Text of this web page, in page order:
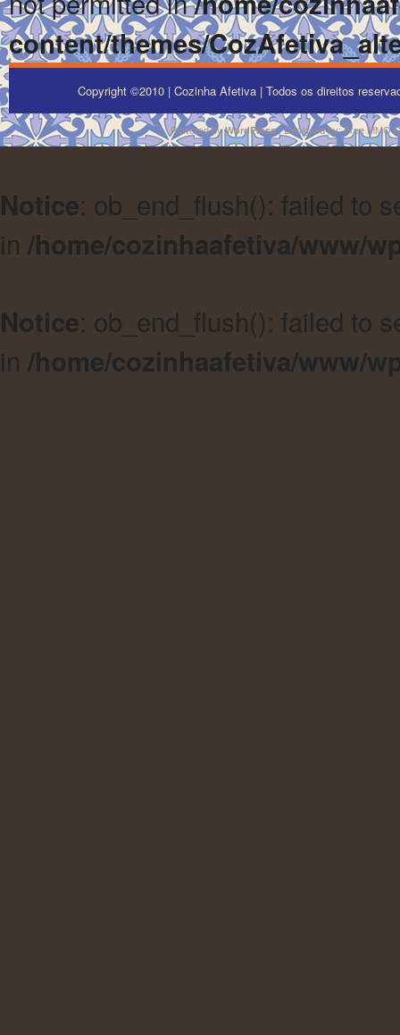
content/themes/
Copyright ©2010 | Cozinha Afetiva | Todos os direitos
Powered byWordPress| Designed by:Free MMO
Notice: ob_end_flush(): failed to
in /home/cozinhaafetiva/www/
Notice: ob_end_flush(): failed to
in /home/cozinhaafetiva/www/